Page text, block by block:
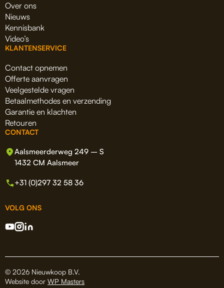
Over ons
Nieuws
Kennisbank
Video’s
KLANTENSERVICE
Contact opnemen
Offerte aanvragen
Veelgestelde vragen
Betaalmethodes en verzending
Garantie en klachten
Retouren
CONTACT
Aalsmeerderweg 249 – S
1432 CM Aalsmeer
+31 (0)297 32 58 36
VOLG ONS
© 2026 Nieuwkoop B.V.
Website door WP Masters